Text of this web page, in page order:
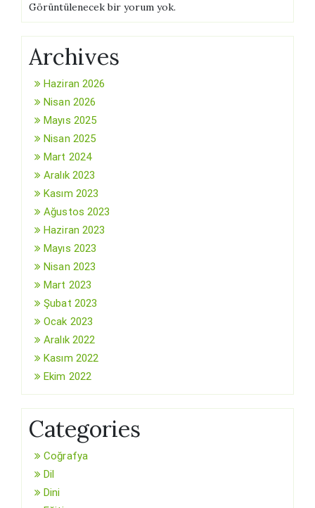
Görüntülenecek bir yorum yok.
Archives
Haziran 2026
Nisan 2026
Mayıs 2025
Nisan 2025
Mart 2024
Aralık 2023
Kasım 2023
Ağustos 2023
Haziran 2023
Mayıs 2023
Nisan 2023
Mart 2023
Şubat 2023
Ocak 2023
Aralık 2022
Kasım 2022
Ekim 2022
Categories
Coğrafya
Dil
Dini